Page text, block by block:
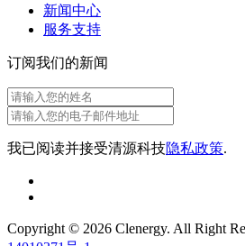
新闻中心
服务支持
订阅我们的新闻
我已阅读并接受清源科技隐私政策.
Copyright © 2026 Clenergy. All Right